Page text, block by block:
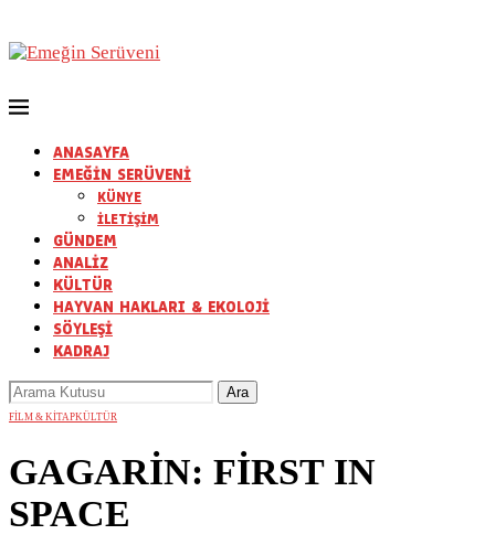
ANASAYFA
EMEĞİN SERÜVENİ
KÜNYE
İLETİŞİM
GÜNDEM
ANALİZ
KÜLTÜR
HAYVAN HAKLARI & EKOLOJİ
SÖYLEŞİ
KADRAJ
FİLM & KİTAPKÜLTÜR
GAGARİN: FİRST IN
SPACE